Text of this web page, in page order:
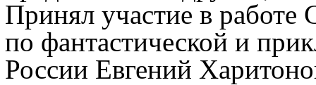
Принял участие в работе
по фантастической и
России Евгений